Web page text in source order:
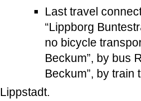
Last travel
“Lippborg
no bicycle
Beckum”, by bus
Beckum”, by train
Lippstadt.